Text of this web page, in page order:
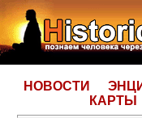
НОВОСТИ
КАРТЫ